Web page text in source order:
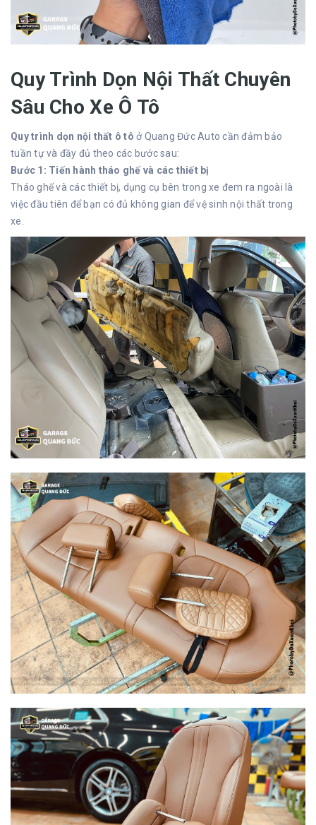
Quy Trình Dọn Nội Thất Chuyên
Sâu Cho Xe Ô Tô
Quy trình dọn nội thất ô tô ở Quang Đức Auto cần đảm bảo
tuần tự và đầy đủ theo các bước sau:
Bước 1: Tiến hành tháo ghế và các thiết bị
Tháo ghế và các thiết bị, dụng cụ bên trong xe đem ra ngoài là
việc đầu tiên để bạn có đủ không gian để vệ sinh nội thất trong
xe.